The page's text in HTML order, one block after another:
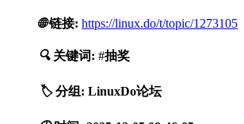
🌐 链接: https://linux.do/t/topic/1273105
🔍 关键词: #抽奖
🏷️ 分组: LinuxDo论坛